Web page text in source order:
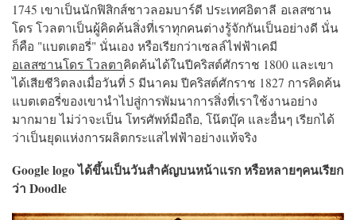
1745 เขาเป็นนักฟิสิกส์ชาวลอมบาร์ดี ประเทศอิตาลี อเลสซาน
โดร โวลตาเป็นผู้คิดค้นสิ่งที่เราทุกคนต่างรู้จักกันเป็นอย่างดี นั่น
ก็คือ "แบตเตอรี่" นั่นเอง หรือเรียกว่าเซลล์ไฟฟ้าเคมี
อเลสซานโดร โวลตาคิดค้นได้ในปีคริสต์ศักราช 1800 และเขา
ได้เสียชีวิตลงเมื่อวันที่ 5 มีนาคม ปีคริสต์ศักราช 1827 การคิดค้น
แบตเตอรี่ของเขานำไปสู่การพัมนาการสิ่งที่เราใช้งานอย่าง
มากมาย ไม่ว่าจะเป็น โทรศัพท์มือถือ, โน๊ตบุ๊ค และอื่นๆ เรียกได้
ว่าเป็นยุดแห่งการผลิตกระแสไฟฟ้าอย่างแท้จริง
Google logo ได้ขึ้นเป็นวันสำคัญบนหน้าแรก หรือหลายๆคนเรียก
ว่า Doodle